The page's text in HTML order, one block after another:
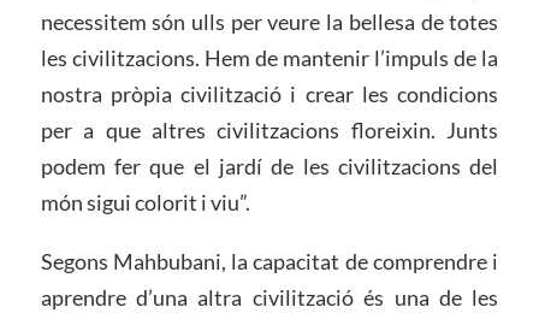
necessitem són ulls per veure la bellesa de totes
les civilitzacions. Hem de mantenir l’impuls de la
nostra pròpia civilització i crear les condicions
per a que altres civilitzacions floreixin. Junts
podem fer que el jardí de les civilitzacions del
món sigui colorit i viu”.
Segons Mahbubani, la capacitat de comprendre i
aprendre d’una altra civilització és una de les